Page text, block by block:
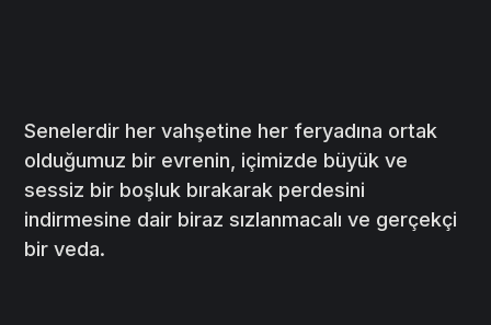
Senelerdir her vahşetine her feryadına ortak
olduğumuz bir evrenin, içimizde büyük ve
sessiz bir boşluk bırakarak perdesini
indirmesine dair biraz sızlanmacalı ve gerçekçi
bir veda.